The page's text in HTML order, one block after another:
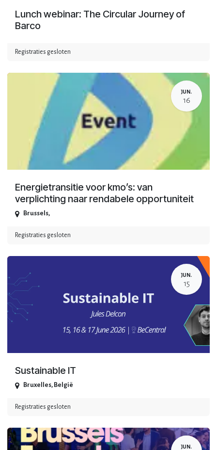
Lunch webinar: The Circular Journey of
Barco
Registraties gesloten
JUN.
16
Energietransitie voor kmo’s: van
verplichting naar rendabele opportuniteit
Brussels,
Registraties gesloten
JUN.
15
Sustainable IT
Bruxelles, België
Registraties gesloten
JUN.